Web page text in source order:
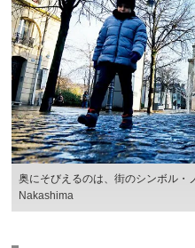
奥にそびえるのは、街のシンボル
Nakashima